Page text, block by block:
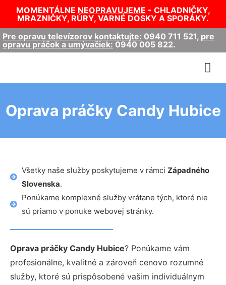
MOMENTÁLNE NEOPRAVUJEME - CHLADNIČKY,
MRAZNIČKY, RÚRY, VARNÉ DOSKY A SPORÁKY.
Pre opravu televízorov kontaktujte: 0940 711 521, pre
opravu práčok a umývačiek: 0940 005 822.
Oprava práčky Candy Hubice
Všetky naše služby poskytujeme v rámci Západného
Slovenska.
Ponúkame komplexné služby vrátane tých, ktoré nie
sú priamo v ponuke webovej stránky.
Oprava práčky Candy Hubice? Ponúkame vám
profesionálne, kvalitné a zároveň cenovo rozumné
služby, ktoré sú prispôsobené vašim individuálnym